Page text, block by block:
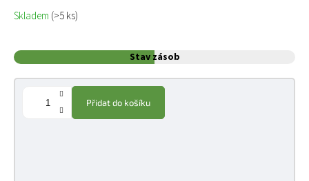
Měrná cena:
Skladem (>5 ks)
Stav zásob
Přidat do košíku